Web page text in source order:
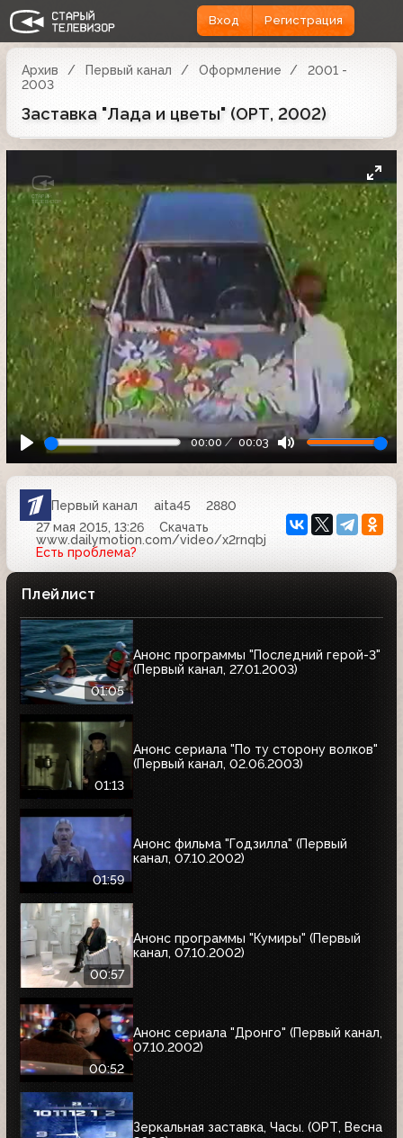
Вход Регистрация
Архив Первый канал Оформление
2001 -
2003
Заставка "Лада и цветы" (ОРТ, 2002)
00:00 00:03
Первый канал aita45
2880
27 мая 2015, 13:26
Скачать
www.dailymotion.com/video/x2rnqbj
Есть проблема?
Плейлист
01:05
Анонс программы "Последний герой-3"
(Первый канал, 27.01.2003)
01:13
Анонс сериала "По ту сторону волков"
(Первый канал, 02.06.2003)
01:59
Анонс фильма "Годзилла" (Первый
канал, 07.10.2002)
00:57
Анонс программы "Кумиры" (Первый
канал, 07.10.2002)
00:52
Анонс сериала "Дронго" (Первый канал,
07.10.2002)
Зеркальная заставка, Часы. (ОРТ, Весна